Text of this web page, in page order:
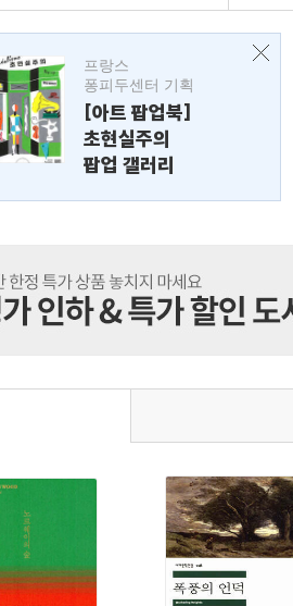
프랑스
퐁피두센터 기획
[아트 팝업북]
초현실주의
팝업 갤러리